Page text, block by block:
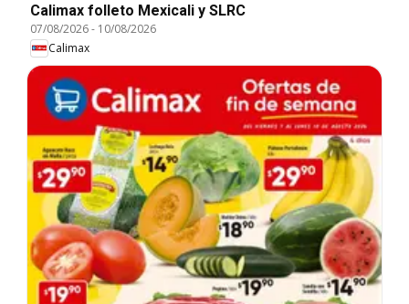
Calimax folleto Mexicali y SLRC
07/08/2026- 10/08/2026
Calimax